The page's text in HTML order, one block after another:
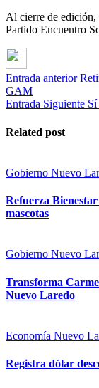
Al cierre de edición,
Partido Encuentro
Entrada anterior
GAM
Entrada Siguiente
Related post
Gobierno Nuevo
Refuerza
mascotas
Gobierno Nuevo
Transforma
Nuevo Laredo
Economía Nuevo
Registra dólar